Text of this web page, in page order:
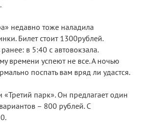
недавно тоже наладила
Билет стоит 1300рублей.
в 5:40 с автовокзала.
времени успеют не все. А ночью
поспать вам вряд ли удастся.
«Третий парк». Он предлагает один
– 800 рублей. С